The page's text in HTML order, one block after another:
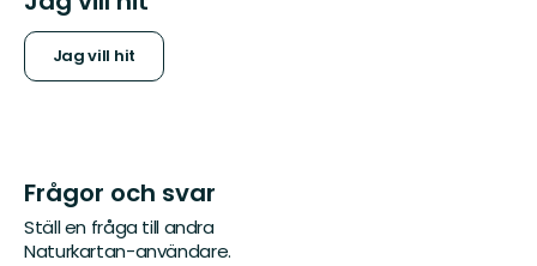
Jag vill hit
Frågor och svar
Ställ en fråga till andra
Naturkartan-användare.